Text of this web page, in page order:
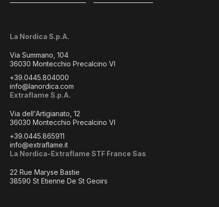
La Nordica S.p.A.
Via Summano, 104
36030 Montecchio Precalcino VI
+39.0445.804000
info@lanordica.com
Extraflame S.p.A.
Via dell'Artigianato, 12
36030 Montecchio Precalcino VI
+39.0445.865911
info@extraflame.it
La Nordica-Extraflame STF France Sas
22 Rue Maryse Bastie
38590 St Etienne De St Geoirs